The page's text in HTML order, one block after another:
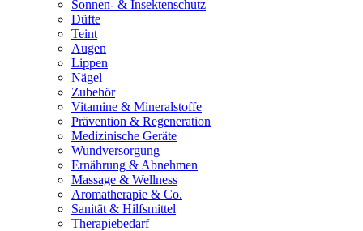
Sonnen- & Insektenschutz
Düfte
Teint
Augen
Lippen
Nägel
Zubehör
Vitamine & Mineralstoffe
Prävention & Regeneration
Medizinische Geräte
Wundversorgung
Ernährung & Abnehmen
Massage & Wellness
Aromatherapie & Co.
Sanität & Hilfsmittel
Therapiebedarf